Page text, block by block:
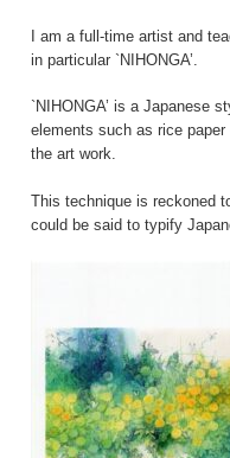
I am a full-time artist and
in particular `NIHONGA’.
`NIHONGA’ is a Japanese
elements such as rice
the art work.
This technique is reckoned
could be said to typify